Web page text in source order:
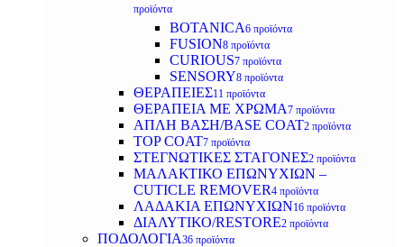
προϊόντα
BOTANICA6 προϊόντα
FUSION8 προϊόντα
CURIOUS7 προϊόντα
SENSORY8 προϊόντα
ΘΕΡΑΠΕΙΕΣ11 προϊόντα
ΘΕΡΑΠΕΙΑ ΜΕ ΧΡΩΜΑ7 προϊόντα
ΑΠΛΗ ΒΑΣΗ/BASE COAT2 προϊόντα
TOP COAT7 προϊόντα
ΣΤΕΓΝΩΤΙΚΕΣ ΣΤΑΓΟΝΕΣ2 προϊόντα
ΜΑΛΑΚΤΙΚΟ ΕΠΩΝΥΧΙΩΝ –
CUTICLE REMOVER4 προϊόντα
ΛΑΔΑΚΙΑ ΕΠΩΝΥΧΙΩΝ16 προϊόντα
ΔΙΑΛΥΤΙΚΟ/RESTORE2 προϊόντα
ΠΟΔΟΛΟΓΙΑ36 προϊόντα